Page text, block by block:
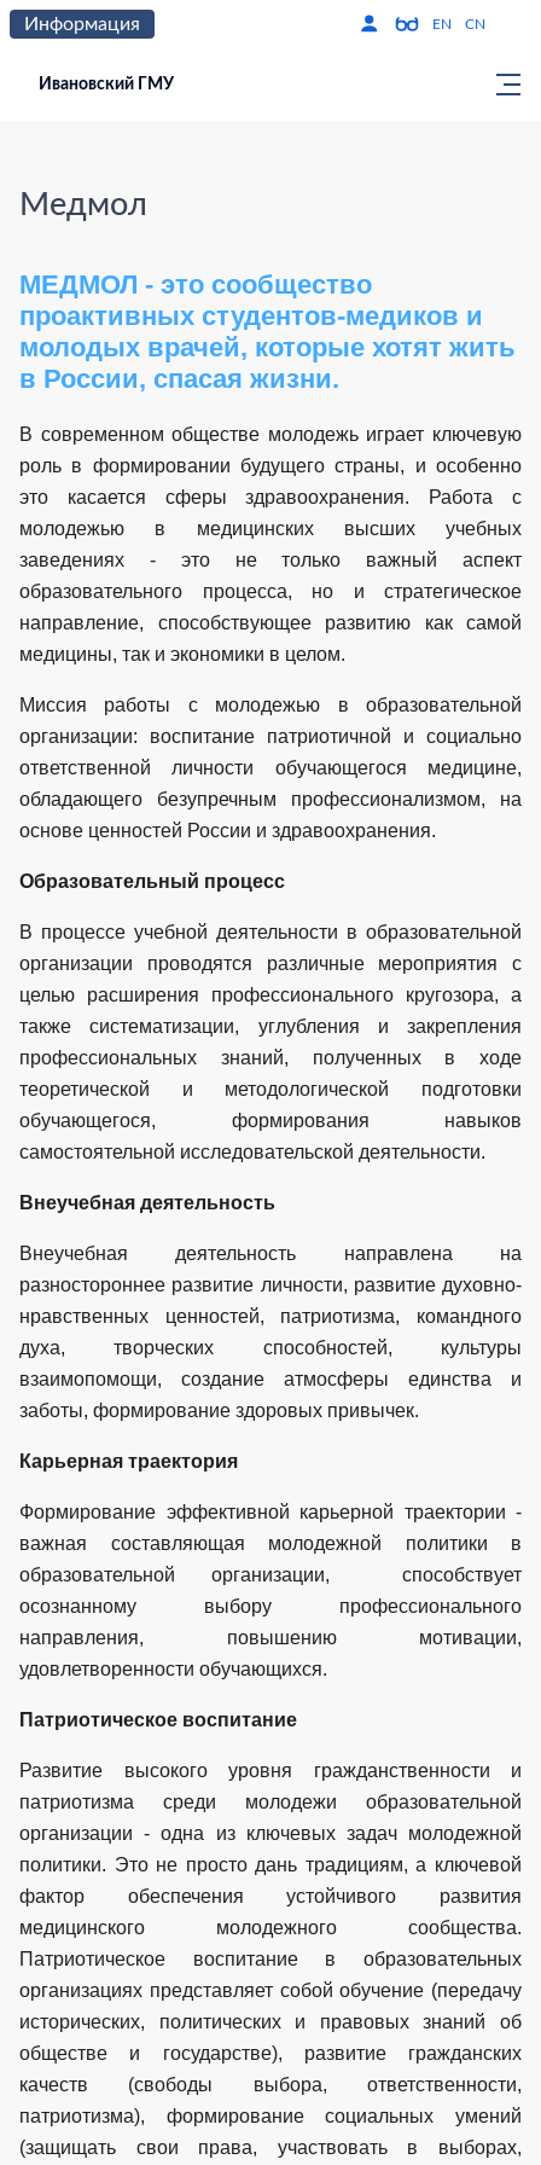
Информация Версия для
EN CN
Ивановский ГМУ
Медмол
МЕДМОЛ - это сообщество
проактивных студентов-медиков и
молодых врачей, которые хотят жить
в России, спасая жизни.
В современном обществе молодежь играет ключевую
роль в формировании будущего страны, и особенно
это касается сферы здравоохранения. Работа с
молодежью в медицинских высших учебных
заведениях - это не только важный аспект
образовательного процесса, но и стратегическое
направление, способствующее развитию как самой
медицины, так и экономики в целом.
Миссия работы с молодежью в образовательной
организации: воспитание патриотичной и социально
ответственной личности обучающегося медицине,
обладающего безупречным профессионализмом, на
основе ценностей России и здравоохранения.
Образовательный процесс
В процессе учебной деятельности в образовательной
организации проводятся различные мероприятия с
целью расширения профессионального кругозора, а
также систематизации, углубления и закрепления
профессиональных знаний, полученных в ходе
теоретической и методологической подготовки
обучающегося, формирования навыков
самостоятельной исследовательской деятельности.
Внеучебная деятельность
Внеучебная деятельность направлена на
разностороннее развитие личности, развитие духовно-
нравственных ценностей, патриотизма, командного
духа, творческих способностей, культуры
взаимопомощи, создание атмосферы единства и
заботы, формирование здоровых привычек.
Карьерная траектория
Формирование эффективной карьерной траектории -
важная составляющая молодежной политики в
образовательной организации, способствует
осознанному выбору профессионального
направления, повышению мотивации,
удовлетворенности обучающихся.
Патриотическое воспитание
Развитие высокого уровня гражданственности и
патриотизма среди молодежи образовательной
организации - одна из ключевых задач молодежной
политики. Это не просто дань традициям, а ключевой
фактор обеспечения устойчивого развития
медицинского молодежного сообщества.
Патриотическое воспитание в образовательных
организациях представляет собой обучение (передачу
исторических, политических и правовых знаний об
обществе и государстве), развитие гражданских
качеств (свободы выбора, ответственности,
патриотизма), формирование социальных умений
(защищать свои права, участвовать в выборах,